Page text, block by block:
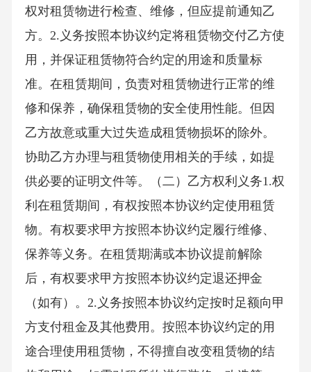
权对租赁物进行检查、维修，但应提前通知乙
方。2.义务按照本协议约定将租赁物交付乙方使
用，并保证租赁物符合约定的用途和质量标
准。在租赁期间，负责对租赁物进行正常的维
修和保养，确保租赁物的安全使用性能。但因
乙方故意或重大过失造成租赁物损坏的除外。
协助乙方办理与租赁物使用相关的手续，如提
供必要的证明文件等。（二）乙方权利义务1.权
利在租赁期间，有权按照本协议约定使用租赁
物。有权要求甲方按照本协议约定履行维修、
保养等义务。在租赁期满或本协议提前解除
后，有权要求甲方按照本协议约定退还押金
（如有）。2.义务按照本协议约定按时足额向甲
方支付租金及其他费用。按照本协议约定的用
途合理使用租赁物，不得擅自改变租赁物的结